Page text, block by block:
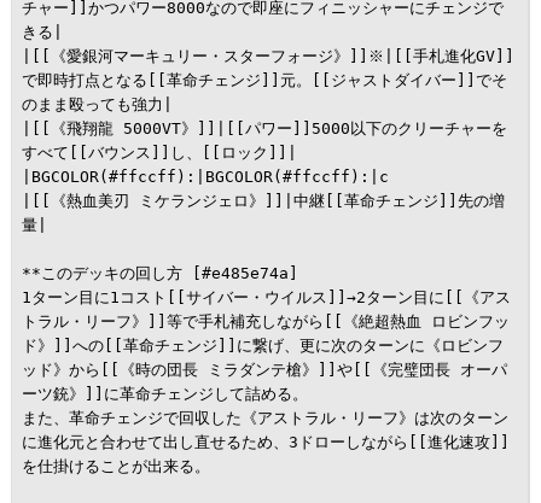
チャー]]かつパワー8000なので即座にフィニッシャーにチェンジで
きる|
|[[《愛銀河マーキュリー・スターフォージ》]]※|[[手札進化GV]]
で即時打点となる[[革命チェンジ]]元。[[ジャストダイバー]]でそ
のまま殴っても強力|
|[[《飛翔龍 5000VT》]]|[[パワー]]5000以下のクリーチャーを
すべて[[バウンス]]し、[[ロック]]|
|BGCOLOR(#ffccff):|BGCOLOR(#ffccff):|c
|[[《熱血美刃 ミケランジェロ》]]|中継[[革命チェンジ]]先の増
量|
**このデッキの回し方 [#e485e74a]
1ターン目に1コスト[[サイバー・ウイルス]]→2ターン目に[[《アス
トラル・リーフ》]]等で手札補充しながら[[《絶超熱血 ロビンフッ
ド》]]への[[革命チェンジ]]に繋げ、更に次のターンに《ロビンフ
ッド》から[[《時の団長 ミラダンテ槍》]]や[[《完璧団長 オーパ
ーツ銃》]]に革命チェンジして詰める。
また、革命チェンジで回収した《アストラル・リーフ》は次のターン
に進化元と合わせて出し直せるため、3ドローしながら[[進化速攻]]
を仕掛けることが出来る。